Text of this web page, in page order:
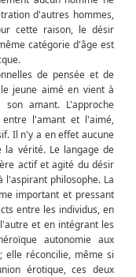
d'autres hommes,
cette raison, le désir
catégorie d'âge est
de pensée et de
jeune aimé en vient à
amant. L'approche
entre l'amant et l'aimé,
Il n'y a en effet aucune
la vérité. Le langage de
actif et agité du désir
l'aspirant philosophe. La
important et pressant
entre les individus, en
et en intégrant les
autonomie aux
elle réconcilie, même si
érotique, ces deux